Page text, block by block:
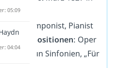
: Komponist, Pianist
Kompositionen: Oper
die neun Sinfonien, „Für
05:09
04:04